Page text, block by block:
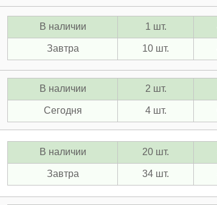
В наличии 1 шт.
Завтра 10 шт.
В наличии 2 шт.
Сегодня 4 шт.
В наличии 20 шт.
Завтра 34 шт.